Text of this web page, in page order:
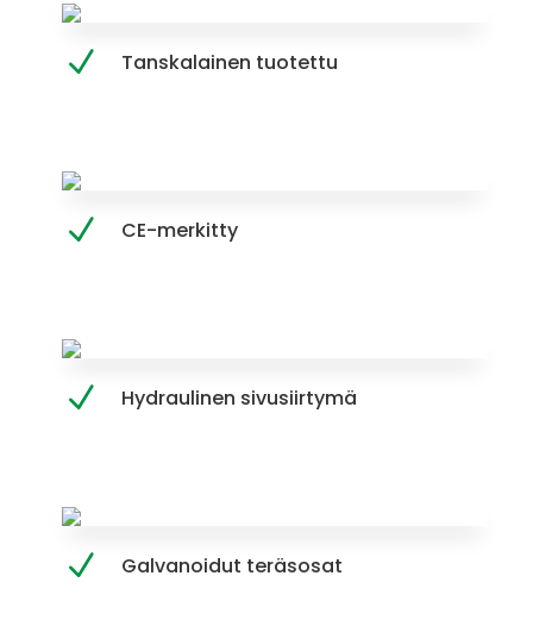
Tanskalainen tuotettu
CE-merkitty
Hydraulinen sivusiirtymä
Galvanoidut teräsosat